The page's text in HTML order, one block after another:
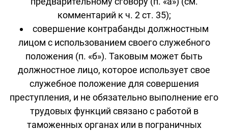
комментарий к ч. 2 ст. 35);
совершение контрабанды должностным
лицом с использованием своего служебного
положения (п. «б»). Таковым может быть
должностное лицо, которое использует свое
служебное положение для совершения
преступления, и не обязательно выполнение его
трудовых функций связано с работой в
таможенных органах или в пограничных